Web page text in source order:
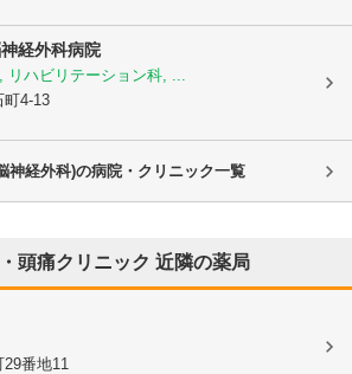
経外科病院
ハビリテーション科, ...
町4-13
神経外科)の病院・クリニック一覧
頭痛クリニック 近隣の薬局
番地11